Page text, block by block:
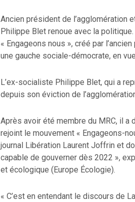
Ancien président de l’agglomération
Philippe Blet renoue avec la
« Engageons nous », créé par
une gauche sociale-démocrate, en
L’ex-socialiste Philippe Blet, qui a
depuis son éviction de
Après avoir été membre du MRC, il a
rejoint le mouvement « Engageons-
journal Libération Laurent Joffrin et
capable de gouverner dès 2022 »,
et écologique (Europe Écologie).
« C’est en entendant le discours de